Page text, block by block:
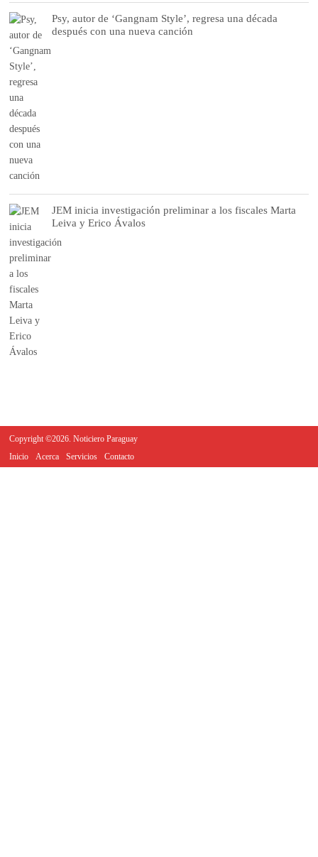
Psy, autor de ‘Gangnam Style’, regresa una década
después con una nueva canción
JEM inicia investigación preliminar a los fiscales Marta
Leiva y Erico Ávalos
Copyright ©2026. Noticiero Paraguay
Inicio
Acerca Servicios Contacto